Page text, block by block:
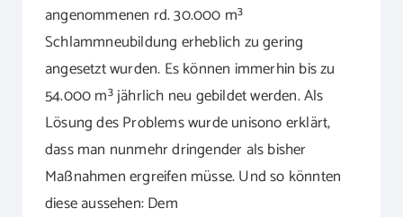
angenommenen rd. 30.000 m³
Schlammneubildung erheblich zu gering
angesetzt wurden. Es können immerhin bis zu
54.000 m³ jährlich neu gebildet werden. Als
Lösung des Problems wurde unisono erklärt,
dass man nunmehr dringender als bisher
Maßnahmen ergreifen müsse. Und so könnten
diese aussehen: Dem